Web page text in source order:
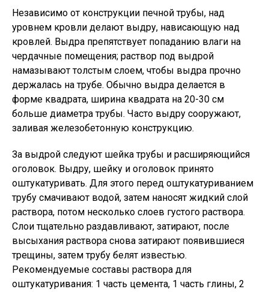
Независимо от конструкции печной трубы, над
уровнем кровли делают выдру, нависающую над
кровлей. Выдра препятствует попаданию влаги на
чердачные помещения; раствор под выдрой
намазывают толстым слоем, чтобы выдра прочно
держалась на трубе. Обычно выдра делается в
форме квадрата, ширина квадрата на 20-30 см
больше диаметра трубы. Часто выдру сооружают,
заливая железобетонную конструкцию.
За выдрой следуют шейка трубы и расширяющийся
оголовок. Выдру, шейку и оголовок принято
оштукатуривать. Для этого перед оштукатуриванием
трубу смачивают водой, затем наносят жидкий слой
раствора, потом несколько слоев густого раствора.
Слои тщательно раздавливают, затирают, после
высыхания раствора снова затирают появившиеся
трещины, затем трубу белят известью.
Рекомендуемые составы раствора для
оштукатуривания: 1 часть цемента, 1 часть глины, 2